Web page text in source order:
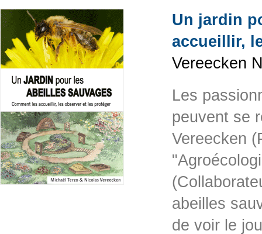
Un jardin
accueillir,
Vereecken
Les
peuvent se
Vereecken
abeilles
de voir le